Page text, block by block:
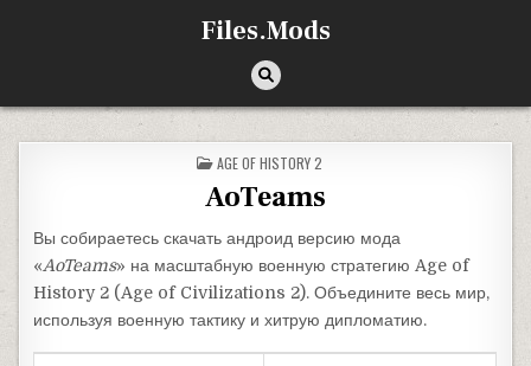
Files.Mods
ОПУБЛИКОВАНО В
AGE OF HISTORY 2
AoTeams
Вы собираетесь скачать андроид версию мода
«AoTeams» на масштабную военную стратегию Age of
History 2 (Age of Civilizations 2). Объедините весь мир,
используя военную тактику и хитрую дипломатию.